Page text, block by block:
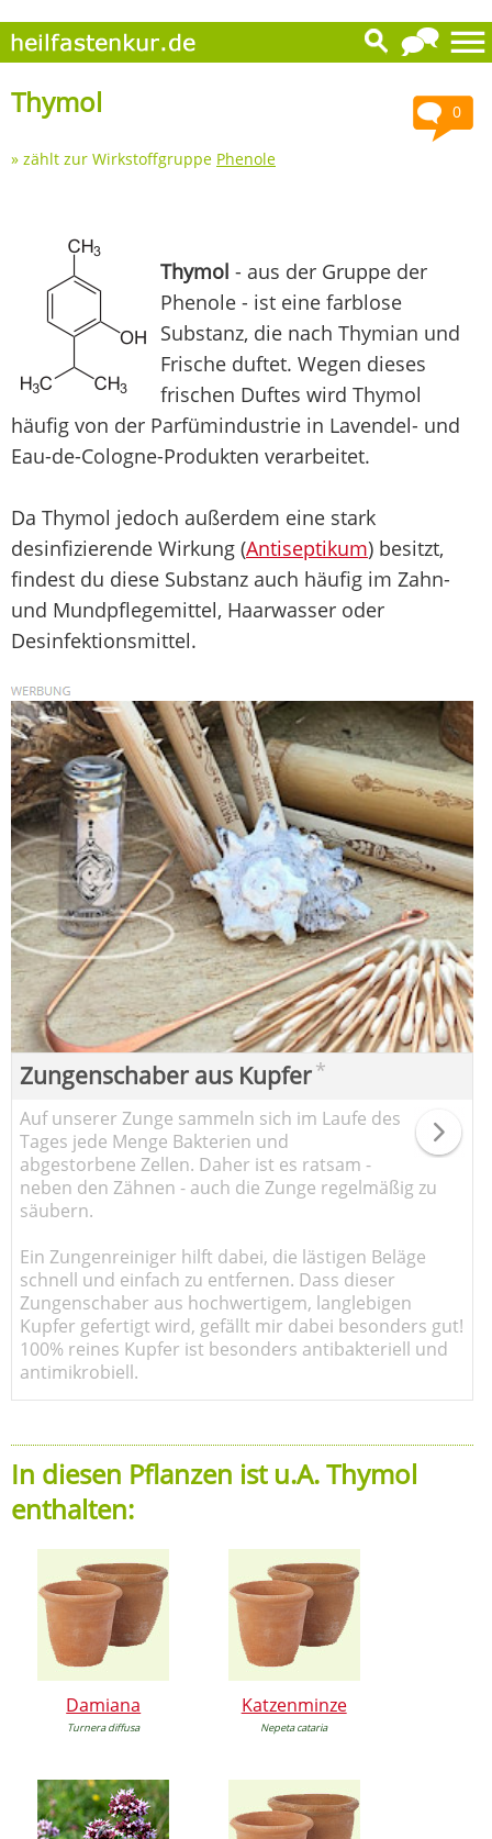
0
Thymol
» zählt zur Wirkstoffgruppe Phenole
Thymol - aus der Gruppe der
Phenole - ist eine farblose
Substanz, die nach Thymian und
Frische duftet. Wegen dieses
frischen Duftes wird Thymol
häufig von der Parfümindustrie in Lavendel- und
Eau-de-Cologne-Produkten verarbeitet.
Da Thymol jedoch außerdem eine stark
desinfizierende Wirkung (Antiseptikum) besitzt,
findest du diese Substanz auch häufig im Zahn-
und Mundpflegemittel, Haarwasser oder
Desinfektionsmittel.
Zungenschaber aus Kupfer*
Auf unserer Zunge sammeln sich im Laufe des
Tages jede Menge Bakterien und
abgestorbene Zellen. Daher ist es ratsam -
neben den Zähnen - auch die Zunge regelmäßig zu
säubern.
Ein Zungenreiniger hilft dabei, die lästigen Beläge
schnell und einfach zu entfernen. Dass dieser
Zungenschaber aus hochwertigem, langlebigen
Kupfer gefertigt wird, gefällt mir dabei besonders gut!
100% reines Kupfer ist besonders antibakteriell und
antimikrobiell.
In diesen Pflanzen ist u.A. Thymol
enthalten:
Damiana
Turnera diffusa
Katzenminze
Nepeta cataria